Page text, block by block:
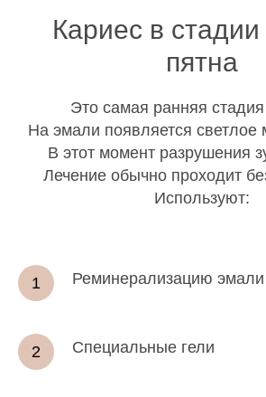
Кариес в стадии
пятна
Это самая ранняя
На эмали появляется светлое
В этот момент разрушения
Лечение обычно проходит
Используют:
Реминерализацию эмали
Специальные гели